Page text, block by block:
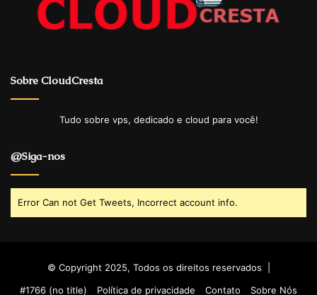
Sobre CloudCresta
Tudo sobre vps, dedicado e cloud para você!
@Siga-nos
Error Can not Get Tweets, Incorrect account info.
© Copyright 2025, Todos os direitos reservados |
#1766 (no title)
Política de privacidade Contato Sobre Nós